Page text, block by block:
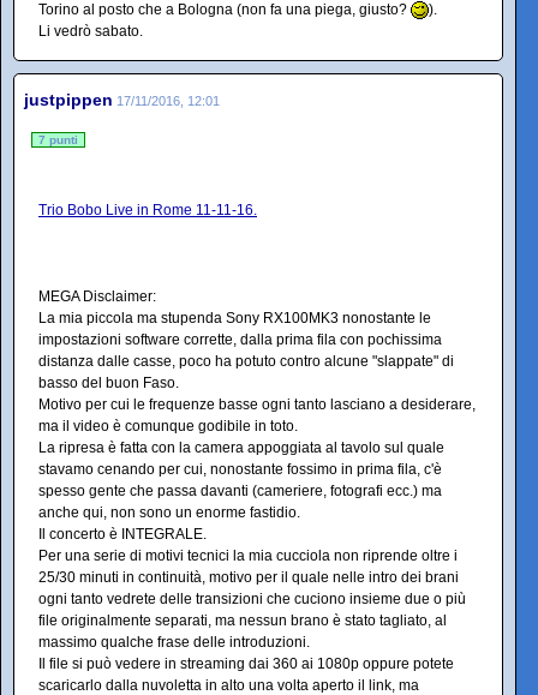
Torino al posto che a Bologna (non fa una piega, giusto?
).
Li vedrò sabato.
justpippen 17/11/2016, 12:01
7 punti
Trio Bobo Live in Rome 11-11-16.
MEGA Disclaimer:
La mia piccola ma stupenda Sony RX100MK3 nonostante le
impostazioni software corrette, dalla prima fila con pochissima
distanza dalle casse, poco ha potuto contro alcune "slappate" di
basso del buon Faso.
Motivo per cui le frequenze basse ogni tanto lasciano a desiderare,
ma il video è comunque godibile in toto.
La ripresa è fatta con la camera appoggiata al tavolo sul quale
stavamo cenando per cui, nonostante fossimo in prima fila, c'è
spesso gente che passa davanti (cameriere, fotografi ecc.) ma
anche qui, non sono un enorme fastidio.
Il concerto è INTEGRALE.
Per una serie di motivi tecnici la mia cucciola non riprende oltre i
25/30 minuti in continuità, motivo per il quale nelle intro dei brani
ogni tanto vedrete delle transizioni che cuciono insieme due o più
file originalmente separati, ma nessun brano è stato tagliato, al
massimo qualche frase delle introduzioni.
Il file si può vedere in streaming dai 360 ai 1080p oppure potete
scaricarlo dalla nuvoletta in alto una volta aperto il link, ma